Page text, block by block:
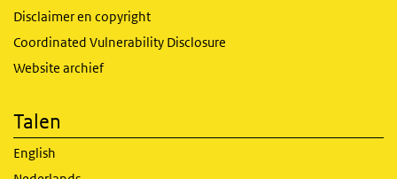
Disclaimer en copyright
Coordinated Vulnerability Disclosure
Website archief
Talen
English